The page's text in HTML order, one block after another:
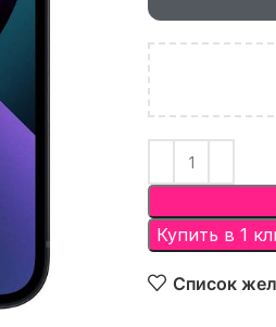
Купить в 1
Список